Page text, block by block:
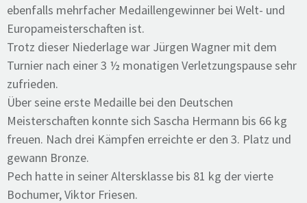
ebenfalls mehrfacher Medaillengewinner bei Welt- und
Europameisterschaften ist.
Trotz dieser Niederlage war Jürgen Wagner mit dem
Turnier nach einer 3 ½ monatigen Verletzungspause sehr
zufrieden.
Über seine erste Medaille bei den Deutschen
Meisterschaften konnte sich Sascha Hermann bis 66 kg
freuen. Nach drei Kämpfen erreichte er den 3. Platz und
gewann Bronze.
Pech hatte in seiner Altersklasse bis 81 kg der vierte
Bochumer, Viktor Friesen.